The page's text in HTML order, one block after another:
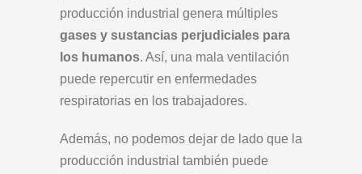
producción industrial genera múltiples
gases y sustancias perjudiciales para
los humanos. Así, una mala ventilación
puede repercutir en enfermedades
respiratorias en los trabajadores.
Además, no podemos dejar de lado que la
producción industrial también puede